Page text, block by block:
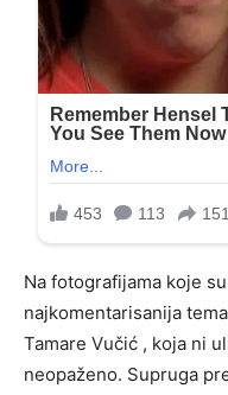
Na fotografijama koje
najkomentarisanija
Tamare Vučić , koja ni
neopaženo. Supruga